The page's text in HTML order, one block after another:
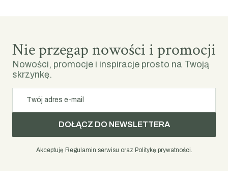
Nie przegap nowości i promocji
Nowości, promocje i inspiracje prosto na Twoją
skrzynkę.
Twój adres e-mail
DOŁĄCZ DO NEWSLETTERA
Akceptuję Regulamin serwisu oraz Politykę prywatności.